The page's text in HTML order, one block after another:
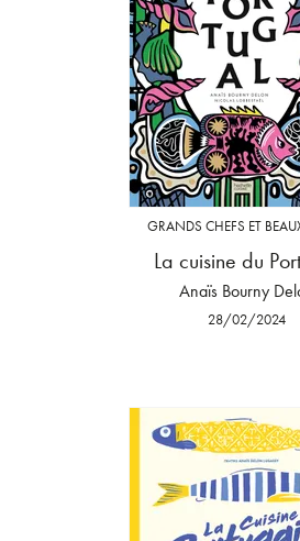
GRANDS CHEFS ET
La cuisine du
Anaïs Bourny
28/02/2024